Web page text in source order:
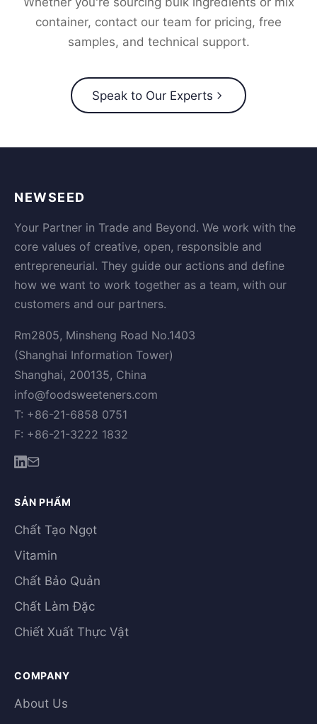
container, contact our team for pricing, free
samples, and technical support.
Speak to Our Experts
NEWSEED
Your Partner in Trade and Beyond. We work with the
core values of creative, open, responsible and
entrepreneurial. They guide our actions and define
how we want to work together as a team, with our
customers and our partners.
Rm2805, Minsheng Road No.1403
(Shanghai Information Tower)
Shanghai, 200135, China
info@foodsweeteners.com
T: +86-21-6858 0751
F: +86-21-3222 1832
SẢN PHẨM
Chất Tạo Ngọt
Vitamin
Chất Bảo Quản
Chất Làm Đặc
Chiết Xuất Thực Vật
COMPANY
About Us